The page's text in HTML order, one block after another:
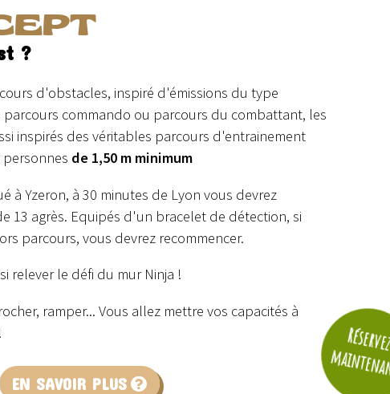
?
d'obstacles, inspiré d'émissions du type
parcours commando ou parcours du combattant, les
inspirés des véritables parcours d'entrainement
personnes de 1,50 m minimum
à Yzeron, à 30 minutes de Lyon vous devrez
13 agrès. Equipés d'un bracelet de détection, si
parcours, vous devrez recommencer.
relever le défi du mur Ninja !
ramper... Vous allez mettre vos capacités à
EN SAVOIR PLUS